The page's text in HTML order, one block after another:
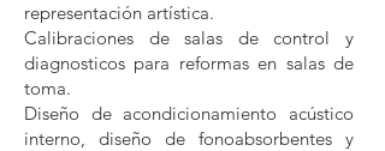
representación artística.
Calibraciones de salas de control y
diagnosticos para reformas en salas de
toma.
Diseño de acondicionamiento acústico
interno, diseño de fonoabsorbentes y